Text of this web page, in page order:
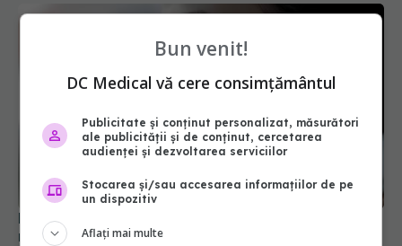
Disfuncția ATM: ce ascunde durerea din jurul
maxilarului. Legătura dintre stres și disfuncțiile
articulației maxilarului
Bun venit!
DC Medical vă cere consimțământul
Publicitate și conținut personalizat, măsurători
ale publicității și de conținut, cercetarea
audienței și dezvoltarea serviciilor
Stocarea și/sau accesarea informațiilor de pe
un dispozitiv
Aflați mai multe